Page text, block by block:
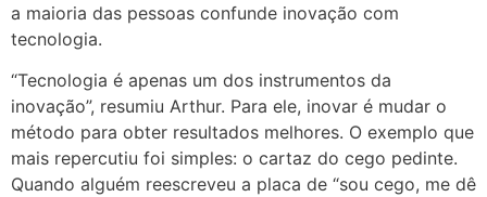
a maioria das pessoas confunde inovação com
tecnologia.
“Tecnologia é apenas um dos instrumentos da
inovação”, resumiu Arthur. Para ele, inovar é mudar o
método para obter resultados melhores. O exemplo que
mais repercutiu foi simples: o cartaz do cego pedinte.
Quando alguém reescreveu a placa de “sou cego, me dê